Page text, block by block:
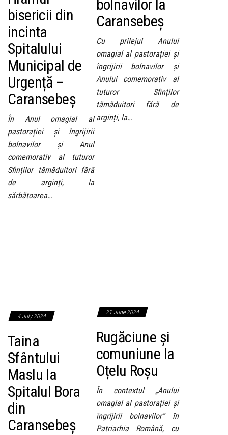
bisericii din
incinta
Spitalului
Municipal de
Urgență –
Caransebeș
În Anul omagial al
pastorației și îngrijirii
bolnavilor și Anul
comemorativ al tuturor
Sfinților tămăduitori fără
de arginți, la
sărbătoarea…
bolnavilor la
Caransebeș
Cu prilejul Anului
omagial al pastorației și
îngrijirii bolnavilor și
Anului comemorativ al
tuturor Sfinților
tămăduitori fără de
arginți, la…
4 July 2024
Taina
Sfântului
Maslu la
Spitalul Bora
din
Caransebeș
21 June 2024
Rugăciune și
comuniune la
Oțelu Roșu
În contextul „Anului
omagial al pastorației și
îngrijirii bolnavilor” în
Patriarhia Română, cu